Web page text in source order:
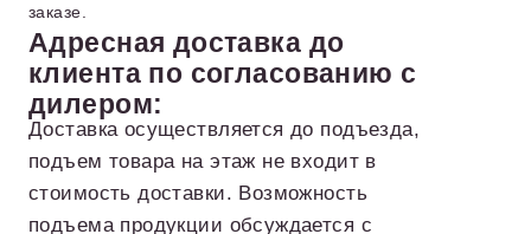
заказе.
Адресная доставка до
клиента по согласованию с
дилером:
Доставка осуществляется до подъезда,
подъем товара на этаж не входит в
стоимость доставки. Возможность
подъема продукции обсуждается с